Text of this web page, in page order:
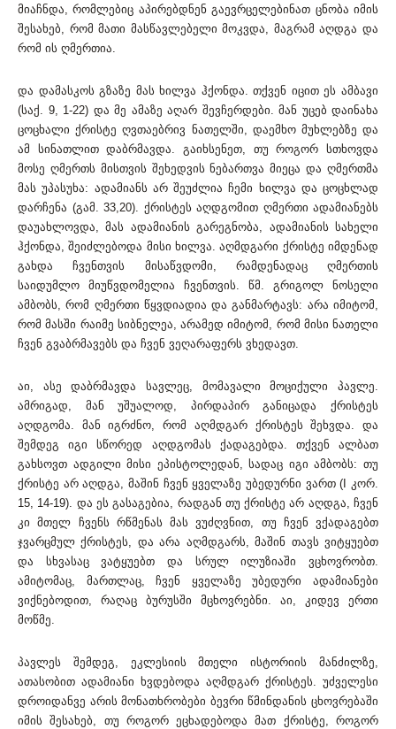
მიაჩნდა, რომლებიც აპირებდნენ გაევრცელებინათ ცნობა იმის
შესახებ, რომ მათი მასწავლებელი მოკვდა, მაგრამ აღდგა და
რომ ის ღმერთია.
და დამასკოს გზაზე მას ხილვა ჰქონდა. თქვენ იცით ეს ამბავი
(საქ. 9, 1-22) და მე ამაზე აღარ შევჩერდები. მან უცებ დაინახა
ცოცხალი ქრისტე ღვთაებრივ ნათელში, დაემხო მუხლებზე და
ამ სინათლით დაბრმავდა. გაიხსენეთ, თუ როგორ სთხოვდა
მოსე ღმერთს მისთვის შეხედვის ნებართვა მიეცა და ღმერთმა
მას უპასუხა: ადამიანს არ შეუძლია ჩემი ხილვა და ცოცხლად
დარჩენა (გამ. 33,20). ქრისტეს აღდგომით ღმერთი ადამიანებს
დაუახლოვდა, მას ადამიანის გარეგნობა, ადამიანის სახელი
ჰქონდა, შეიძლებოდა მისი ხილვა. აღმდგარი ქრისტე იმდენად
გახდა ჩვენთვის მისაწვდომი, რამდენადაც ღმერთის
საიდუმლო მიუწვდომელია ჩვენთვის. წმ. გრიგოლ ნოსელი
ამბობს, რომ ღმერთი წყვდიადია და განმარტავს: არა იმიტომ,
რომ მასში რაიმე სიბნელეა, არამედ იმიტომ, რომ მისი ნათელი
ჩვენ გვაბრმავებს და ჩვენ ვეღარაფერს ვხედავთ.
აი, ასე დაბრმავდა სავლეც, მომავალი მოციქული პავლე.
ამრიგად, მან უშუალოდ, პირდაპირ განიცადა ქრისტეს
აღდგომა. მან იგრძნო, რომ აღმდგარ ქრისტეს შეხვდა. და
შემდეგ იგი სწორედ აღდგომას ქადაგებდა. თქვენ ალბათ
გახსოვთ ადგილი მისი ეპისტოლედან, სადაც იგი ამბობს: თუ
ქრისტე არ აღდგა, მაშინ ჩვენ ყველაზე უბედურნი ვართ (I კორ.
15, 14-19). და ეს გასაგებია, რადგან თუ ქრისტე არ აღდგა, ჩვენ
კი მთელ ჩვენს რწმენას მას ვუძღვნით, თუ ჩვენ ვქადაგებთ
ჯვარცმულ ქრისტეს, და არა აღმდგარს, მაშინ თავს ვიტყუებთ
და სხვასაც ვატყუებთ და სრულ ილუზიაში ვცხოვრობთ.
ამიტომაც, მართლაც, ჩვენ ყველაზე უბედური ადამიანები
ვიქნებოდით, რაღაც ბურუსში მცხოვრებნი. აი, კიდევ ერთი
მოწმე.
პავლეს შემდეგ, ეკლესიის მთელი ისტორიის მანძილზე,
ათასობით ადამიანი ხვდებოდა აღმდგარ ქრისტეს. უძველესი
დროიდანვე არის მონათხრობები ბევრი წმინდანის ცხოვრებაში
იმის შესახებ, თუ როგორ ეცხადებოდა მათ ქრისტე, როგორ